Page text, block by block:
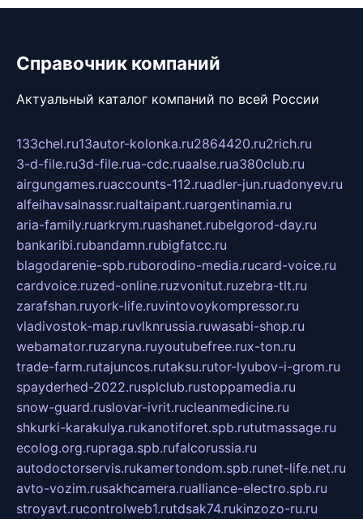
Справочник компаний
Актуальный каталог компаний по всей России
133chel.ru13autor-kolonka.ru2864420.ru2rich.ru
3-d-file.ru3d-file.rua-cdc.ruaalse.rua380club.ru
airgungames.ruaccounts-112.ruadler-jun.ruadonyev.ru
alfeihavsalnassr.rualtaipant.ruargentinamia.ru
aria-family.ruarkrym.ruashanet.rubelgorod-day.ru
bankaribi.rubandamn.rubigfatcc.ru
blagodarenie-spb.ruborodino-media.rucard-voice.ru
cardvoice.ruzed-online.ruzvonitut.ruzebra-tlt.ru
zarafshan.ruyork-life.ruvintovoykompressor.ru
vladivostok-map.ruvlknrussia.ruwasabi-shop.ru
webamator.ruzaryna.ruyoutubefree.rux-ton.ru
trade-farm.rutajuncos.rutaksu.rutor-lyubov-i-grom.ru
spayderhed-2022.rusplclub.rustoppamedia.ru
snow-guard.ruslovar-ivrit.rucleanmedicine.ru
shkurki-karakulya.rukanotiforet.spb.rututmassage.ru
ecolog.org.rupraga.spb.rufalcorussia.ru
autodoctorservis.rukamertondom.spb.runet-life.net.ru
avto-vozim.rusakhcamera.rualliance-electro.spb.ru
stroyavt.rucontrolweb1.rutdsak74.rukinzozo-ru.ru